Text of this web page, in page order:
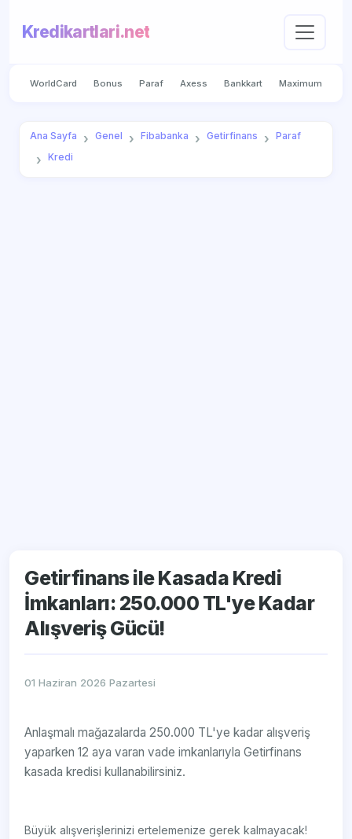
Kredikartlari.net
WorldCard Bonus Paraf Axess Bankkart Maximum
Ana Sayfa Genel Fibabanka Getirfinans
Paraf
Kredi
Getirfinans ile Kasada Kredi
İmkanları: 250.000 TL'ye Kadar
Alışveriş Gücü!
01 Haziran 2026 Pazartesi
Anlaşmalı mağazalarda 250.000 TL'ye kadar alışveriş
yaparken 12 aya varan vade imkanlarıyla Getirfinans
kasada kredisi kullanabilirsiniz.
Büyük alışverişlerinizi ertelemenize gerek kalmayacak!